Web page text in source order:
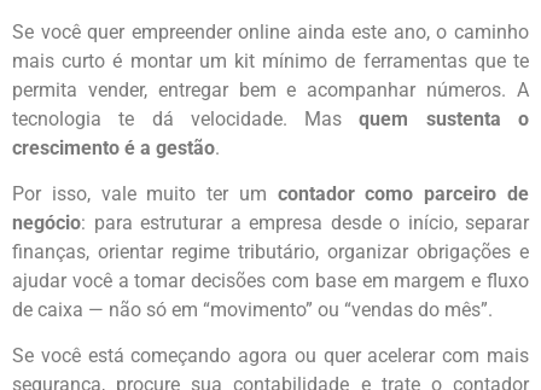
Se você quer empreender online ainda este ano, o caminho
mais curto é montar um kit mínimo de ferramentas que te
permita vender, entregar bem e acompanhar números. A
tecnologia te dá velocidade. Masquem sustenta o
crescimento é a gestão.
Por isso, vale muito ter um contador como parceiro de
negócio: para estruturar a empresa desde o início, separar
finanças, orientar regime tributário, organizar obrigações e
ajudar você a tomar decisões com base em margem e fluxo
de caixa — não só em “movimento” ou “vendas do mês”.
Se você está começando agora ou quer acelerar com mais
segurança, procure sua contabilidade e trate o contador